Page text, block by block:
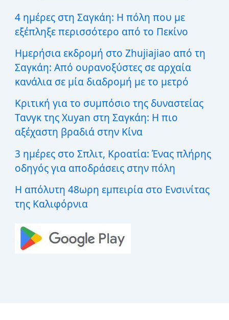
σ
η
γ
α
:
4 ημέρες στη Σαγκάη: Η πόλη που με
εξέπληξε περισσότερο από το Πεκίνο
Ημερήσια εκδρομή στο Zhujiajiao από τη
Σαγκάη: Από ουρανοξύστες σε αρχαία
κανάλια σε μία διαδρομή με το μετρό
Κριτική για το συμπόσιο της δυναστείας
Τανγκ της Xuyan στη Σαγκάη: Η πιο
αξέχαστη βραδιά στην Κίνα
3 ημέρες στο Σπλιτ, Κροατία: Ένας πλήρης
οδηγός για αποδράσεις στην πόλη
Η απόλυτη 48ωρη εμπειρία στο Ενσινίτας
της Καλιφόρνια